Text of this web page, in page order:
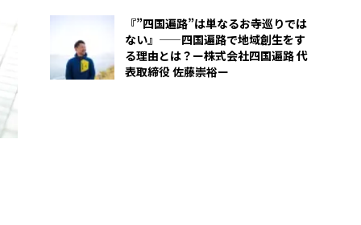
『”四国遍路”は単なるお寺巡りでは
ない』——四国遍路で地域創生をす
る理由とは？ー株式会社四国遍路 代
表取締役 佐藤崇裕ー